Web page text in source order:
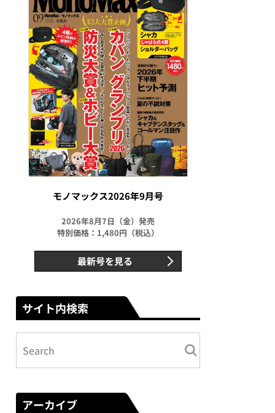
モノマックス2026年9月号
2026年8月7日（金）発売
特別価格：1,480円（税込）
最新号を見る
サイト内検索
アーカイブ